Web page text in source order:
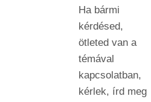
Ha bármi
kérdésed,
ötleted van a
témával
kapcsolatban,
kérlek, írd meg